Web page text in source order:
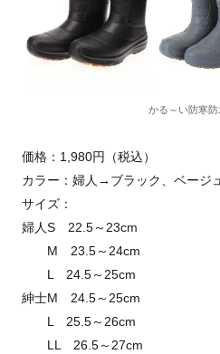
かる～い防寒防
価格：1,980円（税込）
カラー：婦人→ブラック、ベージ
サイズ：
婦人S 22.5～23cm
M 23.5～24cm
L 24.5～25cm
紳士M 24.5～25cm
L 25.5～26cm
LL 26.5～27cm